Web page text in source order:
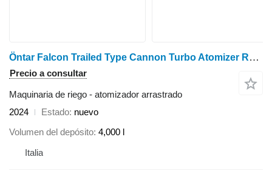
Öntar Falcon Trailed Type Cannon Turbo Atomizer Radial Propeller
Precio a consultar
Maquinaria de riego - atomizador arrastrado
2024
Estado nuevo
Volumen del depósito 4,000 l
Italia